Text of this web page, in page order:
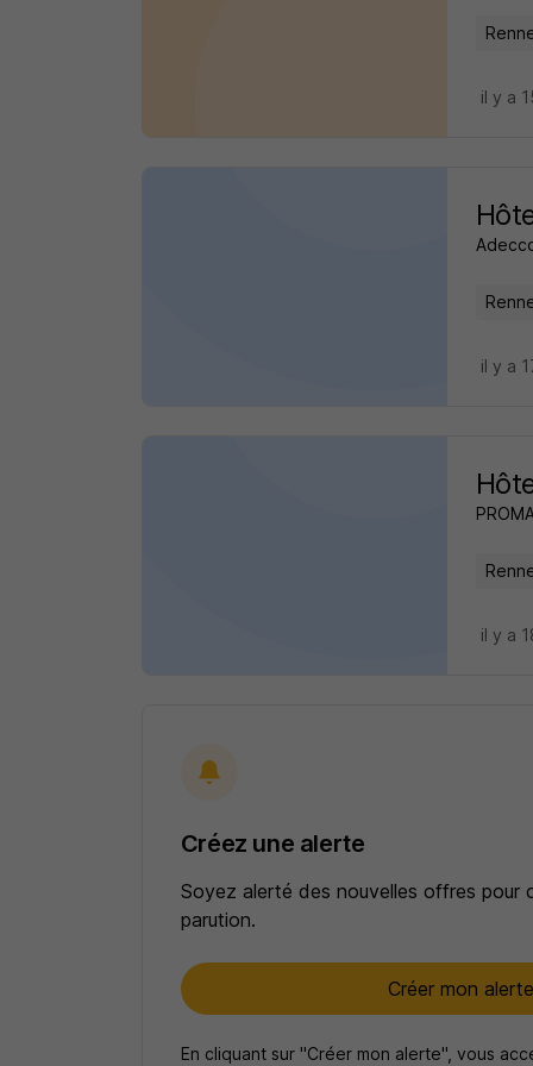
il y a
il y a
il y a
Créez une alerte
Soyez alerté des nouvelles offres pour
parution.
Créer mon alerte
En cliquant sur "Créer mon alerte", vous